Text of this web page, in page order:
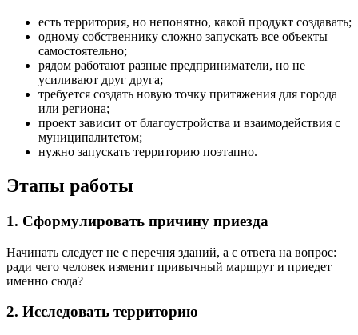
есть территория, но непонятно, какой продукт создавать;
одному собственнику сложно запускать все объекты
самостоятельно;
рядом работают разные предприниматели, но не
усиливают друг друга;
требуется создать новую точку притяжения для города
или региона;
проект зависит от благоустройства и взаимодействия с
муниципалитетом;
нужно запускать территорию поэтапно.
Этапы работы
1. Сформулировать причину приезда
Начинать следует не с перечня зданий, а с ответа на вопрос:
ради чего человек изменит привычный маршрут и приедет
именно сюда?
2. Исследовать территорию